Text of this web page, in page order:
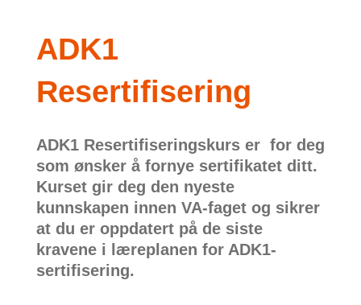
ADK1
Resertifisering
ADK1 Resertifiseringskurs er for deg
som ønsker å fornye sertifikatet ditt.
Kurset gir deg den nyeste
kunnskapen innen VA-faget og sikrer
at du er oppdatert på de siste
kravene i læreplanen for ADK1-
sertifisering.